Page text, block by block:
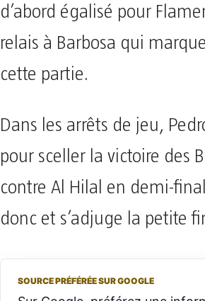
d’abord égalisé pour
relais à Barbosa qui
cette partie.
Dans les arrêts de jeu,
pour sceller la victoire des
contre Al Hilal en demi-
donc et s’adjuge la petite
SOURCE PRÉFÉRÉE SUR GOOGLE